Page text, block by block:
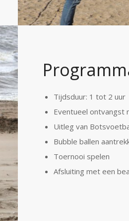
Tijdsduur: 1 tot 2 uur
Eventueel ontvangst
Uitleg van
Bubble ballen
Toernooi spelen
Afsluiting met een